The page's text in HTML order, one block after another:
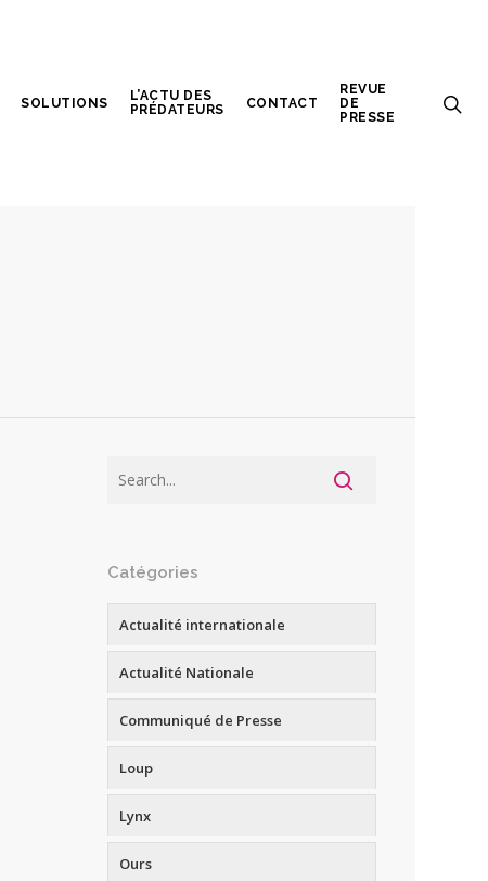
SOLUTIONS
L’ACTU DES
PRÉDATEURS
CONTACT
REVUE
DE
PRESSE
Catégories
Actualité internationale
Actualité Nationale
Communiqué de Presse
Loup
Lynx
Ours